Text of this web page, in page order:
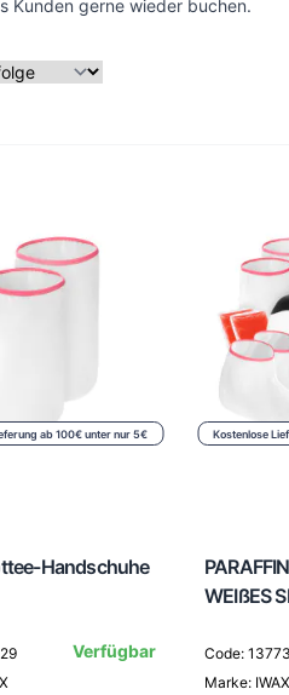
Kunden gerne wieder buchen.
ab 100€ unter nur 5€
Handschuhe
Verfügbar
Kostenlose
WEIßES
Code:
Marke: IWAX